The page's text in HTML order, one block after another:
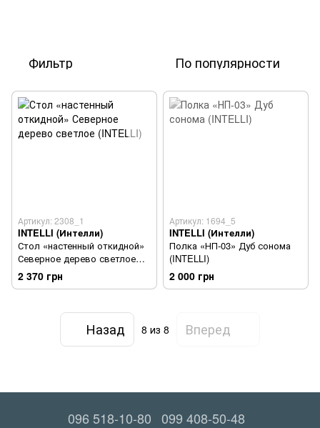
Фильтр По популярности
Артикул: 2308_1
INTELLI (Интелли)
Стол «настенный откидной»
Северное дерево светлое
(INTELLI)
2 370 грн
Артикул: 1694_5
INTELLI (Интелли)
Полка «НП-03» Дуб сонома
(INTELLI)
2 000 грн
Назад 8 из 8 Вперед
096 518-10-80 099 408-50-48